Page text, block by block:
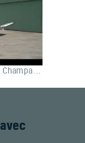
Survolez la Côte des Bar en Champagne
avec